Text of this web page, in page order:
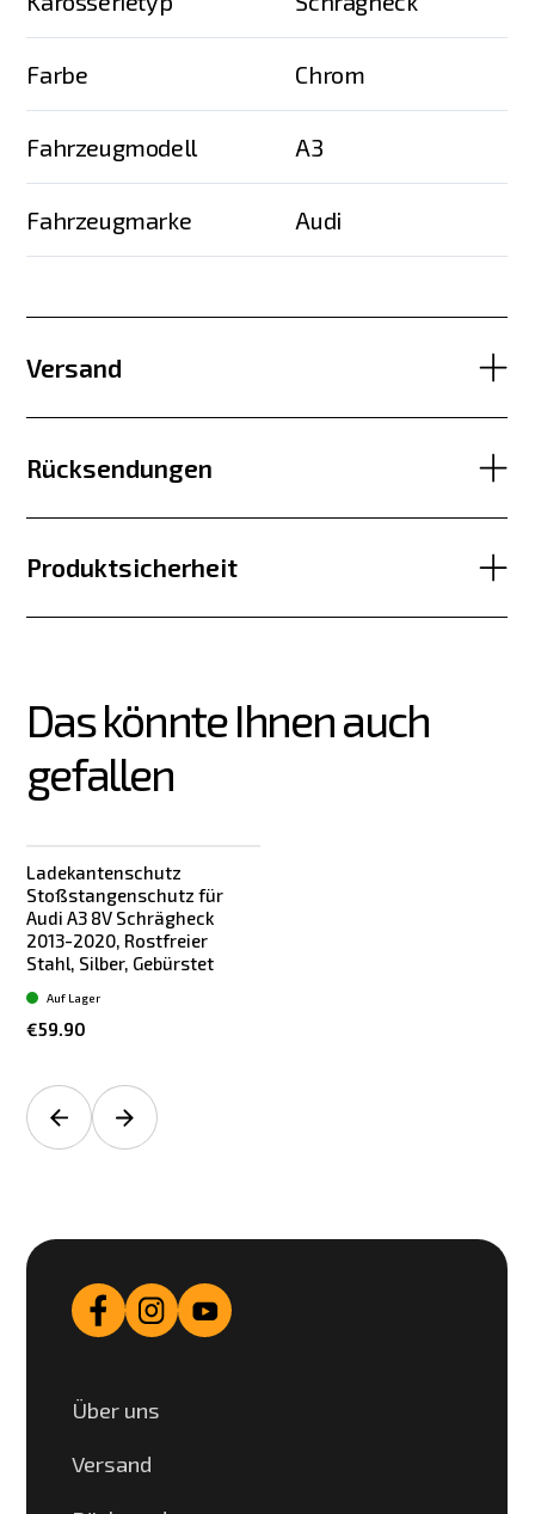
Farbe Chrom
Fahrzeugmodell A3
Fahrzeugmarke Audi
Versand
Rücksendungen
Produktsicherheit
Das könnte Ihnen auch
gefallen
Ladekantenschutz
Stoßstangenschutz für
Audi A3 8V Schrägheck
2013-2020, Rostfreier
Stahl, Silber, Gebürstet
€59.90
Auf Lager
Über uns
Versand